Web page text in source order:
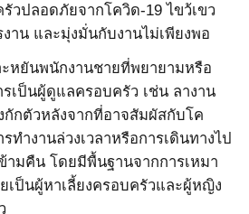
วปลอดภัยจากโควิด-19 ไขว้เขว
าน และมุ่งมั่นกับงานไม่เพียงพอ
หยันพนักงานชายที่พยายามหรือ
เป็นผู้ดูแลครอบครัว เช่น ลางาน
กักตัวหลังจากที่อาจสัมผัสกับโค
ทำงานล่วงเวลาหรือการเดินทางไป
มคืน โดยมีพื้นฐานจากการเหมา
เป็นผู้หาเลี้ยงครอบครัวและผู้หญิง